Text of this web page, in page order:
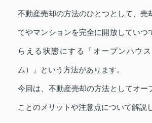
不動産売却の方法のひとつとして、売
てやマンションを完全に開放していつ
らえる状態にする「オープンハウ
ム）」という方法があります。
今回は、不動産売却の方法としてオー
ことのメリットや注意点について解説